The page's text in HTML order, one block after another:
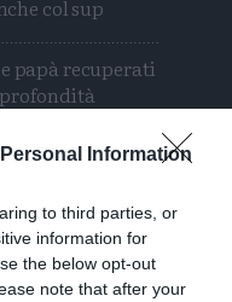
Information
to third parties, or
information for
the below opt-out
note that after your
col sup
papà recuperati
temperature
la vita un